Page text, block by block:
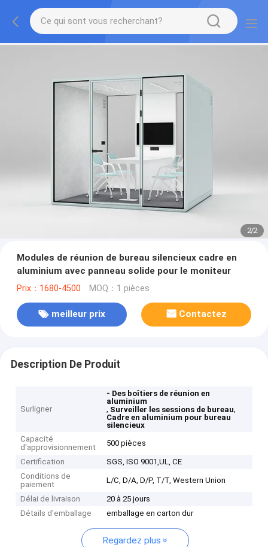
2/2
Modules de réunion de bureau silencieux cadre en
aluminium avec panneau solide pour le moniteur
Prix：1680-4500 MOQ：1 pièces
meilleur prix Contactez
Description De Produit
Surligner
- Des boîtiers de réunion en
aluminium
, Surveiller les sessions de bureau,
Cadre en aluminium pour bureau
silencieux
Capacité
d'approvisionnement
500 pièces
Certification
SGS, ISO 9001,UL, CE
Conditions de
paiement
L/C, D/A, D/P, T/T, Western Union
Délai de livraison
20 à 25 jours
Détails d'emballage
emballage en carton dur
Regardez plus